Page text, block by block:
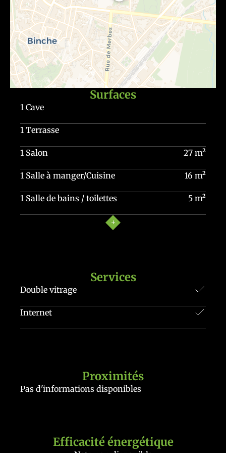
celle qui lui(leur) conviendra le mieux selon
ses(leurs) critères.
Surfaces
1 Cave
1 Terrasse
1 Salon 27 m²
1 Salle à manger/Cuisine 16 m²
1 Salle de bains / toilettes 5 m²
Services
Double vitrage
Internet
Proximités
Pas d'informations disponibles
Efficacité énergétique